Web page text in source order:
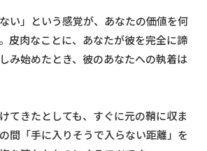
い」という感覚が、あなたの価値を何
皮肉なことに、あなたが彼を完全に諦
み始めたとき、彼のあなたへの執着は
てきたとしても、すぐに元の鞘に収ま
間「手に入りそうで入らない距離」を